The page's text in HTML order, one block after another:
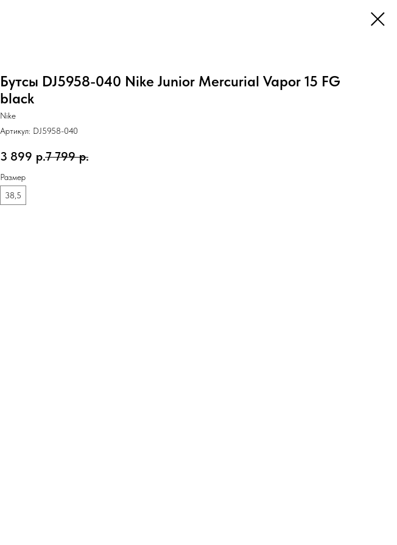
Бутсы DJ5958-040 Nike Junior Mercurial Vapor 15 FG
black
Nike
Артикул: DJ5958-040
3 899 р.7 799 р.
Размер
38,5